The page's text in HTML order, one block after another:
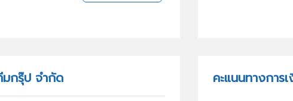
มกรุ๊ป จำกัด คะแนนทางการ